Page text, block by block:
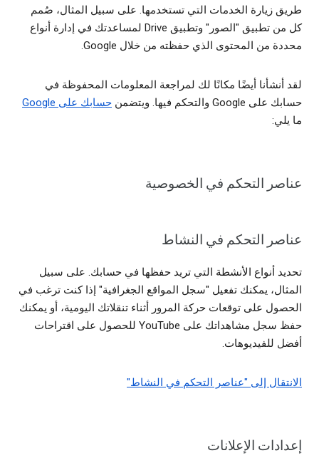
طريق زيارة الخدمات التي تستخدمها. على سبيل المثال، صُمم
كل من تطبيق "الصور" وتطبيق Drive لمساعدتك في إدارة أنواع
محددة من المحتوى الذي حفظته من خلال Google.
لقد أنشأنا أيضًا مكانًا لك لمراجعة المعلومات المحفوظة في
حسابك على Google والتحكم فيها. ويتضمن
حسابك على Google
ما يلي:
عناصر التحكم في الخصوصية
عناصر التحكم في النشاط
تحديد أنواع الأنشطة التي تريد حفظها في حسابك. على سبيل
المثال، يمكنك تفعيل "سجل المواقع الجغرافية" إذا كنت ترغب في
الحصول على توقعات حركة المرور أثناء تنقلاتك اليومية، أو يمكنك
حفظ سجل مشاهداتك على YouTube للحصول على اقتراحات
أفضل للفيديوهات.
الانتقال إلى "عناصر التحكم في النشاط"
إعدادات الإعلانات